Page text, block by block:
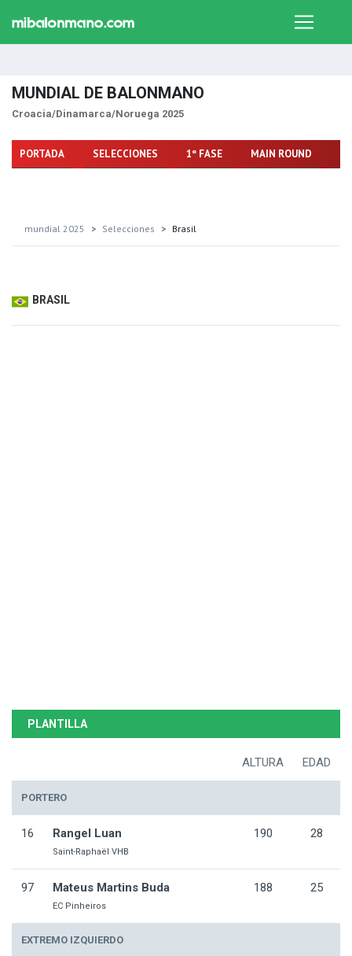
MUNDIAL DE BALONMANO
Croacia/Dinamarca/Noruega 2025
PORTADA SELECCIONES 1º FASE MAIN ROUND
mundial 2025 Selecciones Brasil
BRASIL
PLANTILLA
ALTURA EDAD
PORTERO
16 Rangel Luan
Saint-Raphaël VHB
190 28
97 Mateus Martins Buda
EC Pinheiros
188 25
EXTREMO IZQUIERDO